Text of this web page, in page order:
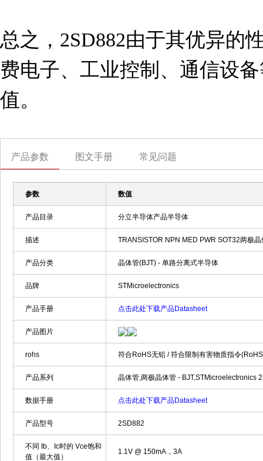
总之，2SD882由于其优异的
费电子、工业控制、通信设
值。
产品参数 图文手册 常见问题
参数 数值
产品目录 分立半导体产品半导体
描述 TRANSISTOR NPN MED PWR SOT32两极
产品分类 晶体管(BJT) - 单路分离式半导体
品牌 STMicroelectronics
产品手册 点击此处下载产品Datasheet
产品图片
rohs 符合RoHS无铅 / 符合限制有害物质指令
产品系列 晶体管,两极晶体管 - BJT,STMicroelectronics
数据手册 点击此处下载产品Datasheet
产品型号 2SD882
不同 Ib、Ic时的 Vce饱和
值（最大值）
1.1V @ 150mA，3A